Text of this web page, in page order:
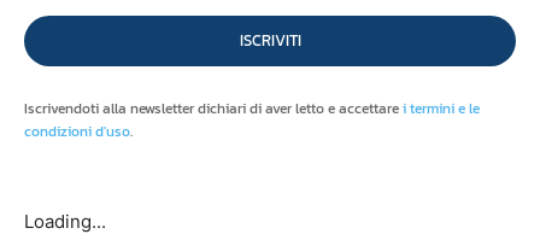
ISCRIVITI
Iscrivendoti alla newsletter dichiari di aver letto e accettarei termini e le
condizioni d'uso.
Loading...